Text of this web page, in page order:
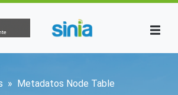
enlaces de ayuda a la
Metadatos Node Table